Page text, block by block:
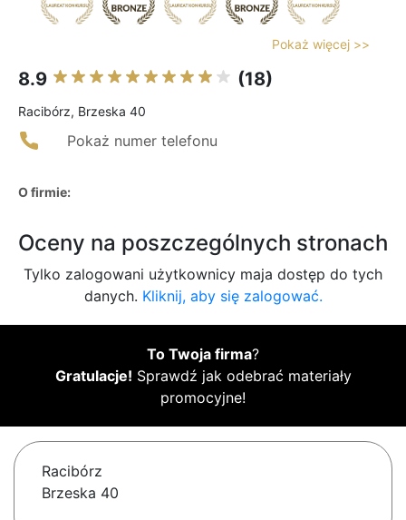
Pokaż więcej >>
8.9 (18)
Racibórz, Brzeska 40
Pokaż numer telefonu
O firmie:
Oceny na poszczególnych stronach
Tylko zalogowani użytkownicy maja dostęp do tych
danych. Kliknij, aby się zalogować.
To Twoja firma?
Gratulacje! Sprawdź jak odebrać materiały
promocyjne!
Racibórz
Brzeska 40